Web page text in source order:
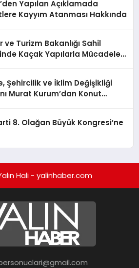
Yapılan Açıklamada
Kayyım Atanması Hakkında
ve Turizm Bakanlığı Sahil
Kaçak Yapılarla Mücadele
Şehircilik ve İklim Değişikliği
Murat Kurum’dan Konut
8. Olağan Büyük Kongresi’ne
Hali - yalinhaber.com